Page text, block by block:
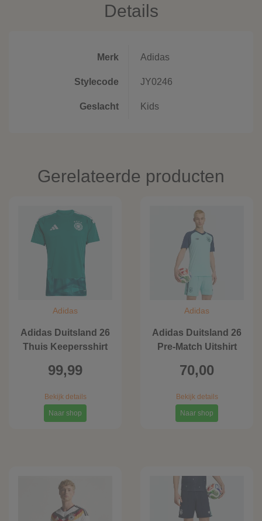
Details
Merk Adidas
Stylecode JY0246
Geslacht Kids
Gerelateerde producten
Adidas
Adidas Duitsland 26
Thuis Keepersshirt
99,99
Bekijk details
Naar shop
Adidas
Adidas Duitsland 26
Pre-Match Uitshirt
70,00
Bekijk details
Naar shop